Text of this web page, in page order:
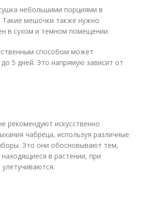
небольшими порциями в
Такие мешочки также нужно
в сухом и темном помещении.
способом может
5 дней. Это напрямую зависит от
рекомендуют искусственно
чабреца, используя различные
Это они обосновывают тем,
в растении, при